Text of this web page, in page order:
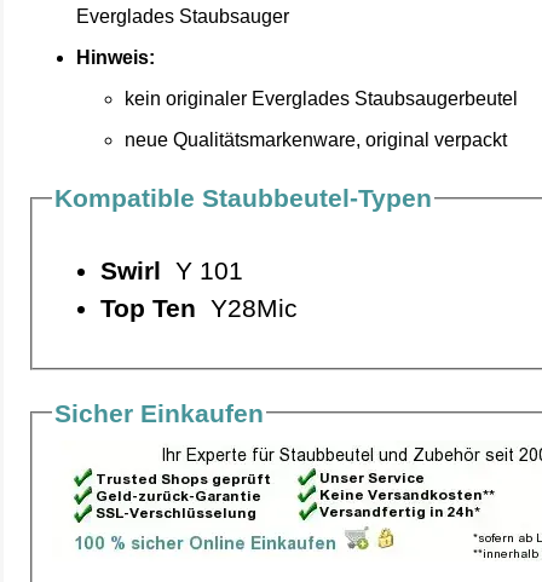
Everglades Staubsauger
Hinweis:
kein originaler Everglades Staubsaugerbeutel
neue Qualitätsmarkenware, original verpackt
Kompatible Staubbeutel-Typen
Swirl Y 101
Top Ten Y28Mic
Sicher Einkaufen